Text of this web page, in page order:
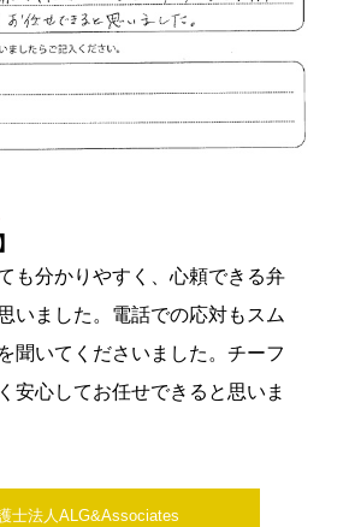
も分かりやすく、心頼できる弁
いました。電話での応対もスム
聞いてくださいました。チーフ
安心してお任せできると思いま
士法人ALG&Associates